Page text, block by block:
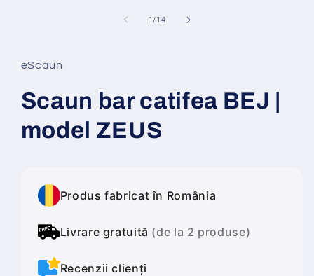
fereastră
modală
1 /din
14
eScaun
Scaun bar catifea BEJ |
model ZEUS
Produs fabricat în România
Livrare gratuită (de la 2 produse)
Recenzii clienți